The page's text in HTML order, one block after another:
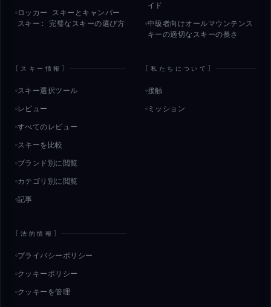
ロッカー スキーとキャンバー
スキー: 完璧なスキーの選び方
イド
中級者向けオールマウンテンス
キーの適切なスキーの長さ
[ スキー情報 ]
スキー選択ツール
レビュー
すべてのレビュー
スキーを比較
ブランド別に閲覧
カテゴリ別に閲覧
記事
[私たちについて ]
接触
ミッション
[法的情報 ]
プライバシーポリシー
クッキーポリシー
クッキーを管理